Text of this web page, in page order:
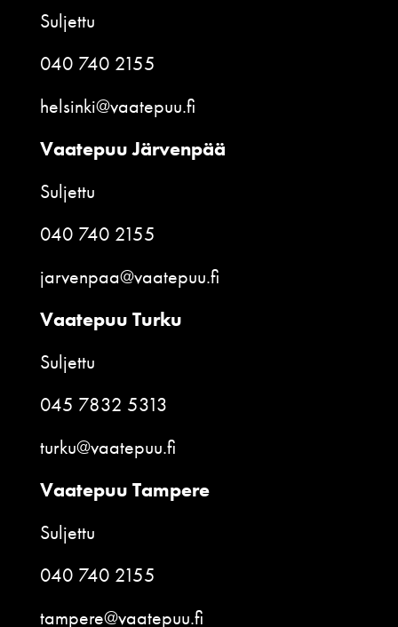
Suljettu
040 740 2155
helsinki@vaatepuu.fi
Vaatepuu Järvenpää
Suljettu
040 740 2155
jarvenpaa@vaatepuu.fi
Vaatepuu Turku
Suljettu
045 7832 5313
turku@vaatepuu.fi
Vaatepuu Tampere
Suljettu
040 740 2155
tampere@vaatepuu.fi